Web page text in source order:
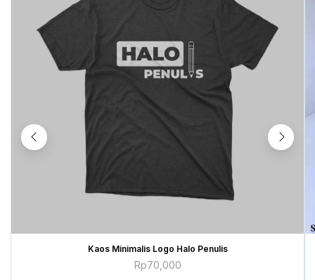
Kaos Minimalis Logo Halo Penulis
Rp70,000